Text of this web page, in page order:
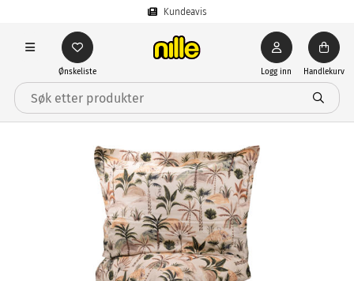
Kundeavis
Ønskeliste Logg inn Handlekurv